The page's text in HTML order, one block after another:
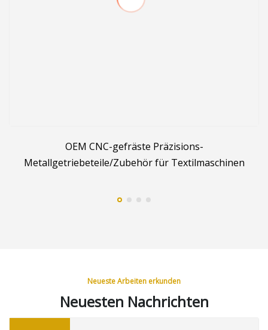
OEM CNC-gefräste Präzisions-
Metallgetriebeteile/Zubehör für Textilmaschinen
Neueste Arbeiten erkunden
Neuesten Nachrichten